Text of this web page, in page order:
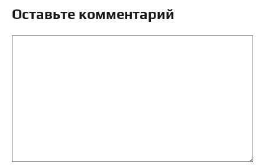
Оставьте комментарий